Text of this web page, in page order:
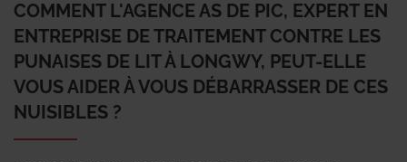
COMMENT L'AGENCE AS DE PIC, EXPERT EN
ENTREPRISE DE TRAITEMENT CONTRE LES
PUNAISES DE LIT À LONGWY, PEUT-ELLE
VOUS AIDER À VOUS DÉBARRASSER DE CES
NUISIBLES ?